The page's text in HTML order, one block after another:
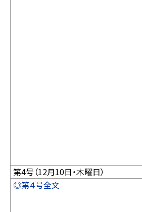
第4号（12月10日・木曜日）
◎第４号全文